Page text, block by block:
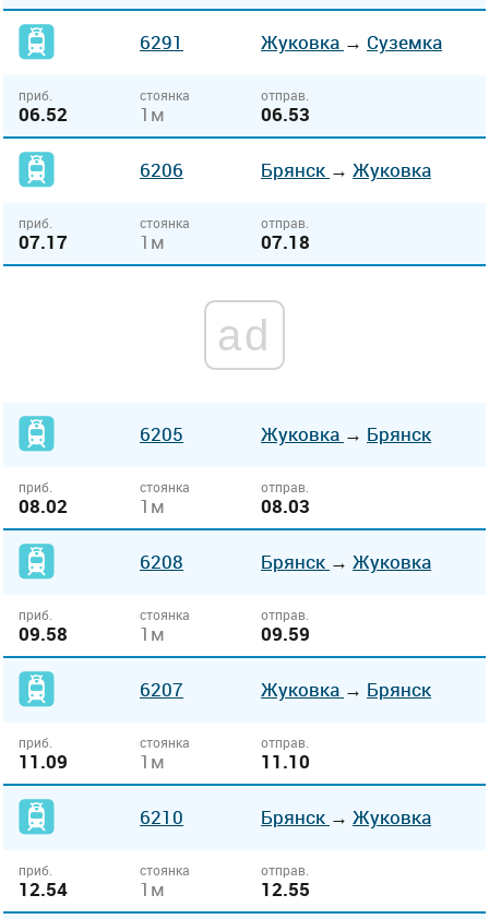
6291 Жуковка → Суземка
приб.
06.52
стоянка
1м
отправ.
06.53
6206 Брянск → Жуковка
приб.
07.17
стоянка
1м
отправ.
07.18
ad
6205 Жуковка → Брянск
приб.
08.02
стоянка
1м
отправ.
08.03
6208 Брянск → Жуковка
приб.
09.58
стоянка
1м
отправ.
09.59
6207 Жуковка → Брянск
приб.
11.09
стоянка
1м
отправ.
11.10
6210 Брянск → Жуковка
приб.
12.54
стоянка
1м
отправ.
12.55